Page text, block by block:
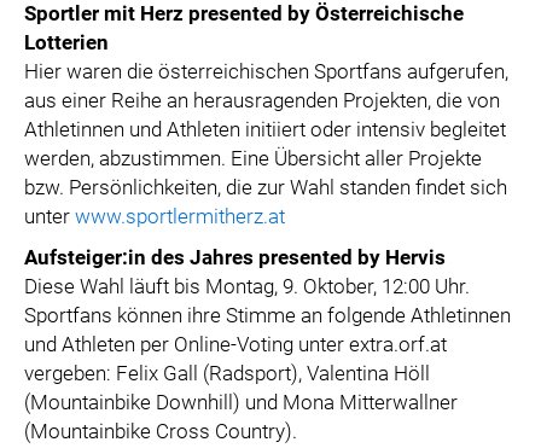
Sportler mit Herz presented by Österreichische
Lotterien
Hier waren die österreichischen Sportfans aufgerufen,
aus einer Reihe an herausragenden Projekten, die von
Athletinnen und Athleten initiiert oder intensiv begleitet
werden, abzustimmen. Eine Übersicht aller Projekte
bzw. Persönlichkeiten, die zur Wahl standen findet sich
unter www.sportlermitherz.at
Aufsteiger:in des Jahres presented by Hervis
Diese Wahl läuft bis Montag, 9. Oktober, 12:00 Uhr.
Sportfans können ihre Stimme an folgende Athletinnen
und Athleten per Online-Voting unter extra.orf.at
vergeben: Felix Gall (Radsport), Valentina Höll
(Mountainbike Downhill) und Mona Mitterwallner
(Mountainbike Cross Country).